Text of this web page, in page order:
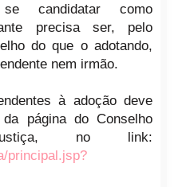
candidatar como
precisa ser, pelo
do que o adotando,
nem irmão.
à adoção deve
página do Conselho
no link:
principal.jsp?